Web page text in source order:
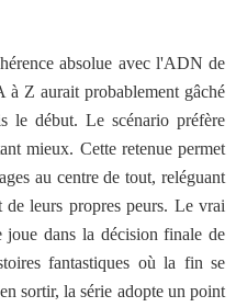
absolue avec l'ADN de
Z aurait probablement gâché
le début. Le scénario préfère
mieux. Cette retenue permet
au centre de tout, reléguant
leurs propres peurs. Le vrai
joue dans la décision finale de
fantastiques où la fin se
sortir, la série adopte un point